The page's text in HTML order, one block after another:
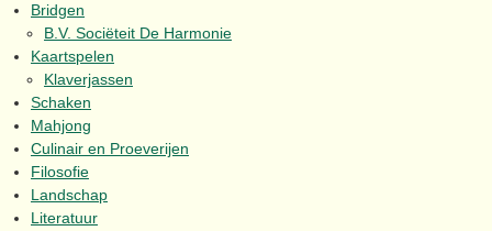
Bridgen
B.V. Sociëteit De Harmonie
Kaartspelen
Klaverjassen
Schaken
Mahjong
Culinair en Proeverijen
Filosofie
Landschap
Literatuur